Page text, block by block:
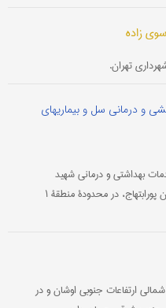
زاده
و درمانی سل و بیماریهای
بهداشتی و درمانی شهید
بهشتی واقع در محلۀ دارآباد، انتهای خیابان پورابتهاج، در محدودۀ منطقۀ ۱
ارتفاعات جنوبی اوشان و در